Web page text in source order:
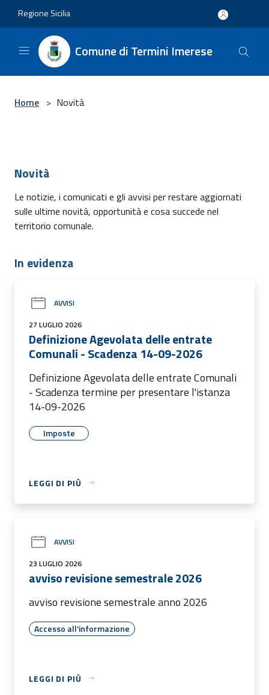
Regione Sicilia
Comune di Termini Imerese
Home > Novità
Novità
Le notizie, i comunicati e gli avvisi per restare aggiornati
sulle ultime novità, opportunità e cosa succede nel
territorio comunale.
In evidenza
AVVISI
27 LUGLIO 2026
Definizione Agevolata delle entrate
Comunali - Scadenza 14-09-2026
Definizione Agevolata delle entrate Comunali
- Scadenza termine per presentare l'istanza
14-09-2026
Imposte
LEGGI DI PIÙ
AVVISI
23 LUGLIO 2026
avviso revisione semestrale 2026
avviso revisione semestrale anno 2026
Accesso all'informazione
LEGGI DI PIÙ